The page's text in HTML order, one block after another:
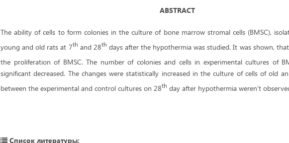
ABSTRACT
The ability of cells to form colonies in the culture of bone marrow stromal cells (BMSC),
young and old rats at 7th and 28th days after the hypothermia was studied. It was shown,
the proliferation of BMSC. The number of colonies and cells in experimental cultures of
significant decreased. The changes were statistically increased in the culture of cells of old
between the experimental and control cultures on 28th day after hypothermia weren’t
Список литературы: